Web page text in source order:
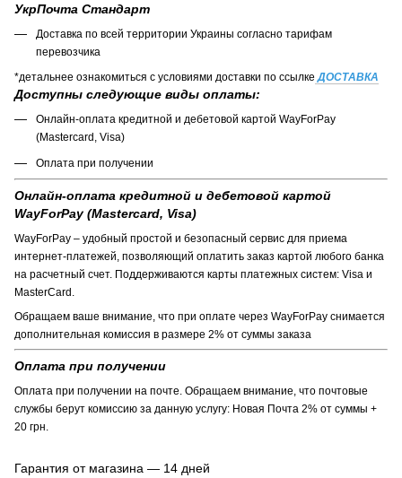
УкрПочта Стандарт
Доставка по всей территории Украины согласно тарифам
перевозчика
*детальнее ознакомиться с условиями доставки по ссылке ДОСТАВКА
Доступны следующие виды оплаты:
Онлайн-оплата кредитной и дебетовой картой WayForPay
(Mastercard, Visa)
Оплата при получении
Онлайн-оплата кредитной и дебетовой картой
WayForPay (Mastercard, Visa)
WayForPay – удобный простой и безопасный сервис для приема
интернет-платежей, позволяющий оплатить заказ картой любого банка
на расчетный счет. Поддерживаются карты платежных систем: Visa и
MasterCard.
Обращаем ваше внимание, что при оплате через WayForPay снимается
дополнительная комиссия в размере 2% от суммы заказа
Оплата при получении
Оплата при получении на почте. Обращаем внимание, что почтовые
службы берут комиссию за данную услугу: Новая Почта 2% от суммы +
20 грн.
Гарантия от магазина — 14 дней